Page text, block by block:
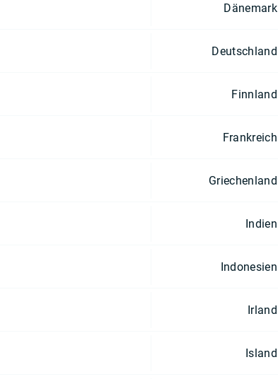
Dänemark
Deutschland
Finnland
Frankreich
Griechenland
Indien
Indonesien
Irland
Island